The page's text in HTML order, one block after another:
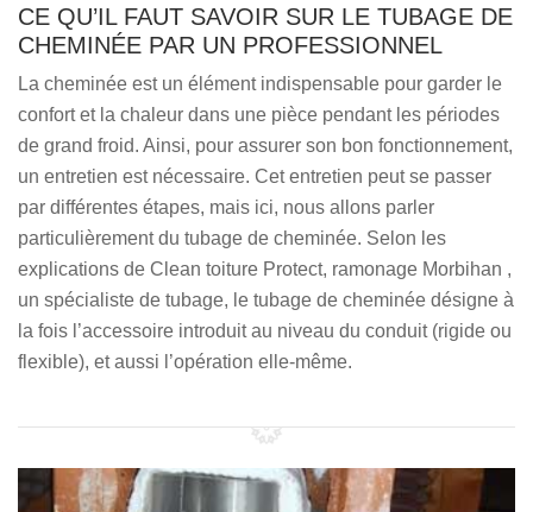
CE QU’IL FAUT SAVOIR SUR LE TUBAGE DE
CHEMINÉE PAR UN PROFESSIONNEL
La cheminée est un élément indispensable pour garder le
confort et la chaleur dans une pièce pendant les périodes
de grand froid. Ainsi, pour assurer son bon fonctionnement,
un entretien est nécessaire. Cet entretien peut se passer
par différentes étapes, mais ici, nous allons parler
particulièrement du tubage de cheminée. Selon les
explications de Clean toiture Protect, ramonage Morbihan ,
un spécialiste de tubage, le tubage de cheminée désigne à
la fois l’accessoire introduit au niveau du conduit (rigide ou
flexible), et aussi l’opération elle-même.